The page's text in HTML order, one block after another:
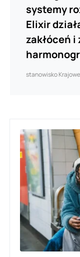
systemy
Elixir
zakłóceń i
stanowisko